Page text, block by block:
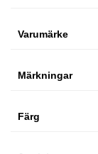
Varumärke
Märkningar
Färg